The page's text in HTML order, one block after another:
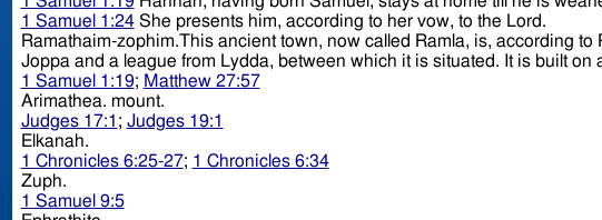
1 Samuel 1:24 She presents him, according to her vow, to the Lord.
Ramathaim-zophim.This ancient town, now called Ramla, is, according
Joppa and a
1 Samuel 1:19; Matthew 27:57
Arimathea. mount.
Judges 17:1 ; Judges 19:1
Elkanah.
1 Chronicles 6:25-27; 1 Chronicles 6:34
Zuph.
1 Samuel 9:5